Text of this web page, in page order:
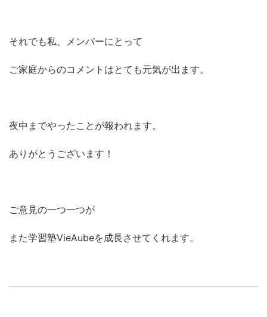
それでも私、メンバーにとって
ご家庭からのコメントはとても元気が出ます。
夜中までやったことが報われます。
ありがとうございます！
ご意見の一つ一つが
また学習塾VieAubeを成長させてくれます。